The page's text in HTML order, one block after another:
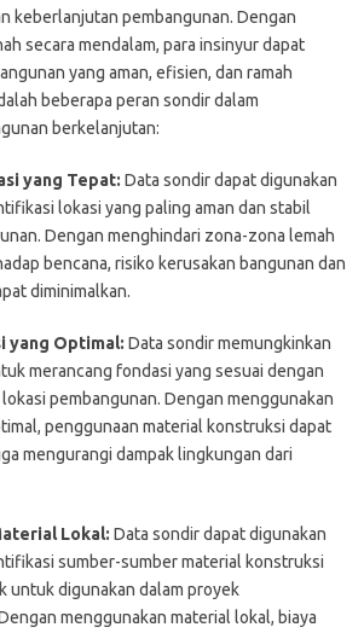
keberlanjutan pembangunan. Dengan
secara mendalam, para insinyur dapat
yang aman, efisien, dan ramah
beberapa peran sondir dalam
berkelanjutan:
yang Tepat: Data sondir dapat digunakan
lokasi yang paling aman dan stabil
Dengan menghindari zona-zona lemah
bencana, risiko kerusakan bangunan dan
diminimalkan.
yang Optimal: Data sondir memungkinkan
merancang fondasi yang sesuai dengan
pembangunan. Dengan menggunakan
penggunaan material konstruksi dapat
mengurangi dampak lingkungan dari
Lokal: Data sondir dapat digunakan
sumber-sumber material konstruksi
untuk digunakan dalam proyek
menggunakan material lokal, biaya